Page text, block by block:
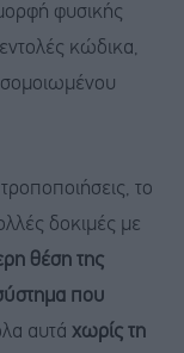
φυσικής
κώδικα,
το
δοκιμές με
θέση της
που
αυτά χωρίς τη